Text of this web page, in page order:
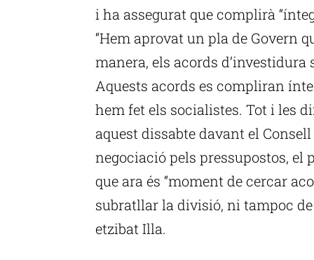
i ha assegurat que complirà
“Hem aprovat un pla de Govern
manera, els acords
Aquests acords es compliran
hem fet els socialistes. Tot i les
aquest dissabte davant el
negociació pels pressupostos,
que ara és “moment de cercar
subratllar la divisió, ni tampoc
etzibat Illa.